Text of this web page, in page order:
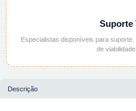
Suporte
Especialistas disponíveis para
de
Descrição